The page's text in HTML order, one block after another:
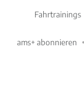
Fahrtrainings
ams+ abonnieren